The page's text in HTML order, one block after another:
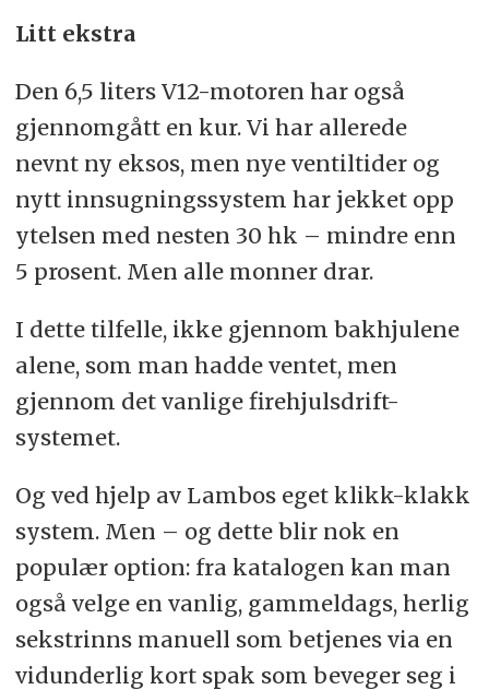
Litt ekstra
Den 6,5 liters V12-motoren har også
gjennomgått en kur. Vi har allerede
nevnt ny eksos, men nye ventiltider og
nytt innsugningssystem har jekket opp
ytelsen med nesten 30 hk – mindre enn
5 prosent. Men alle monner drar.
I dette tilfelle, ikke gjennom bakhjulene
alene, som man hadde ventet, men
gjennom det vanlige firehjulsdrift-
systemet.
Og ved hjelp av Lambos eget klikk-klakk
system. Men – og dette blir nok en
populær option: fra katalogen kan man
også velge en vanlig, gammeldags, herlig
sekstrinns manuell som betjenes via en
vidunderlig kort spak som beveger seg i